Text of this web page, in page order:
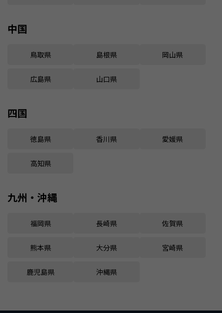
中国
鳥取県 島根県 岡山県
広島県 山口県
四国
徳島県 香川県 愛媛県
高知県
九州・沖縄
福岡県 長崎県 佐賀県
熊本県 大分県 宮崎県
鹿児島県 沖縄県